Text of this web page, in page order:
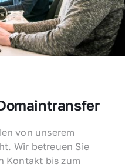
von unserem
Wir betreuen Sie
Kontakt bis zum